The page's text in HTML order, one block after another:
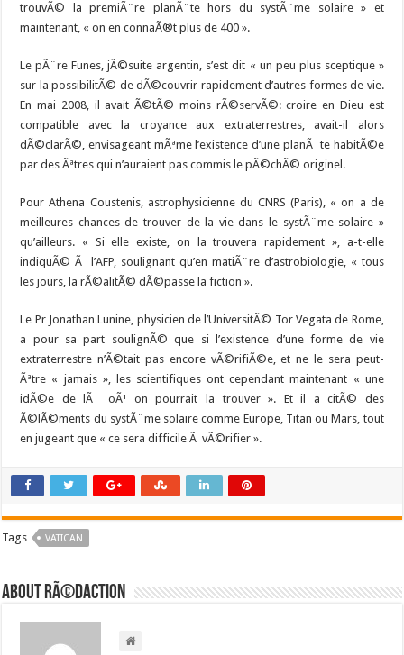
trouvÃ© la premiÃ¨re planÃ¨te hors du systÃ¨me solaire » et
maintenant, « on en connaÃ®t plus de 400 ».
Le pÃ¨re Funes, jÃ©suite argentin, s’est dit « un peu plus sceptique »
sur la possibilitÃ© de dÃ©couvrir rapidement d’autres formes de vie.
En mai 2008, il avait Ã©tÃ© moins rÃ©servÃ©: croire en Dieu est
compatible avec la croyance aux extraterrestres, avait-il alors
dÃ©clarÃ©, envisageant mÃªme l’existence d’une planÃ¨te habitÃ©e
par des Ãªtres qui n’auraient pas commis le pÃ©chÃ© originel.
Pour Athena Coustenis, astrophysicienne du CNRS (Paris), « on a de
meilleures chances de trouver de la vie dans le systÃ¨me solaire »
qu’ailleurs. « Si elle existe, on la trouvera rapidement », a-t-elle
indiquÃ© Ã l’AFP, soulignant qu’en matiÃ¨re d’astrobiologie, « tous
les jours, la rÃ©alitÃ© dÃ©passe la fiction ».
Le Pr Jonathan Lunine, physicien de l’UniversitÃ© Tor Vegata de Rome,
a pour sa part soulignÃ© que si l’existence d’une forme de vie
extraterrestre n’Ã©tait pas encore vÃ©rifiÃ©e, et ne le sera peut-
Ãªtre « jamais », les scientifiques ont cependant maintenant « une
idÃ©e de lÃ oÃ¹ on pourrait la trouver ». Et il a citÃ© des
Ã©lÃ©ments du systÃ¨me solaire comme Europe, Titan ou Mars, tout
en jugeant que « ce sera difficile Ã vÃ©rifier ».
Tags VATICAN
About RÃ©daction